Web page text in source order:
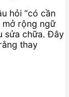
hỏi “có cần
mở rộng ngữ
sửa chữa. Đây
thay